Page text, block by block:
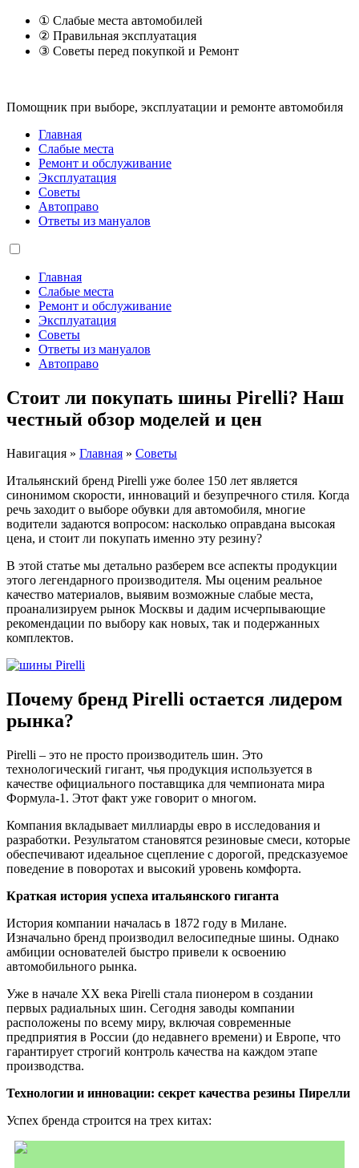
① Слабые места автомобилей
② Правильная эксплуатация
③ Советы перед покупкой и Ремонт
Помощник при выборе, эксплуатации и ремонте автомобиля
Главная
Слабые места
Ремонт и обслуживание
Эксплуатация
Советы
Автоправо
Ответы из мануалов
Главная
Слабые места
Ремонт и обслуживание
Эксплуатация
Советы
Ответы из мануалов
Автоправо
Стоит ли покупать шины Pirelli? Наш
честный обзор моделей и цен
Навигация » Главная » Советы
Итальянский бренд Pirelli уже более 150 лет является
синонимом скорости, инноваций и безупречного стиля. Когда
речь заходит о выборе обувки для автомобиля, многие
водители задаются вопросом: насколько оправдана высокая
цена, и стоит ли покупать именно эту резину?
В этой статье мы детально разберем все аспекты продукции
этого легендарного производителя. Мы оценим реальное
качество материалов, выявим возможные слабые места,
проанализируем рынок Москвы и дадим исчерпывающие
рекомендации по выбору как новых, так и подержанных
комплектов.
Почему бренд Pirelli остается лидером
рынка?
Pirelli – это не просто производитель шин. Это
технологический гигант, чья продукция используется в
качестве официального поставщика для чемпионата мира
Формула-1. Этот факт уже говорит о многом.
Компания вкладывает миллиарды евро в исследования и
разработки. Результатом становятся резиновые смеси, которые
обеспечивают идеальное сцепление с дорогой, предсказуемое
поведение в поворотах и высокий уровень комфорта.
Краткая история успеха итальянского гиганта
История компании началась в 1872 году в Милане.
Изначально бренд производил велосипедные шины. Однако
амбиции основателей быстро привели к освоению
автомобильного рынка.
Уже в начале XX века Pirelli стала пионером в создании
первых радиальных шин. Сегодня заводы компании
расположены по всему миру, включая современные
предприятия в России (до недавнего времени) и Европе, что
гарантирует строгий контроль качества на каждом этапе
производства.
Технологии и инновации: секрет качества резины Пирелли
Успех бренда строится на трех китах: